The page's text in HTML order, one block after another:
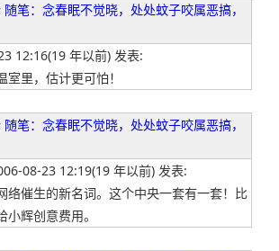
随笔：念春眠不觉晓，处处蚊子咬属恶搞，
12:16(19 年以前) 发表:
里，估计更可怕！
随笔：念春眠不觉晓，处处蚊子咬属恶搞，
08-23 12:19(19 年以前) 发表:
络催生的新名词。这个中央一套有一套！比
辉创意费用。